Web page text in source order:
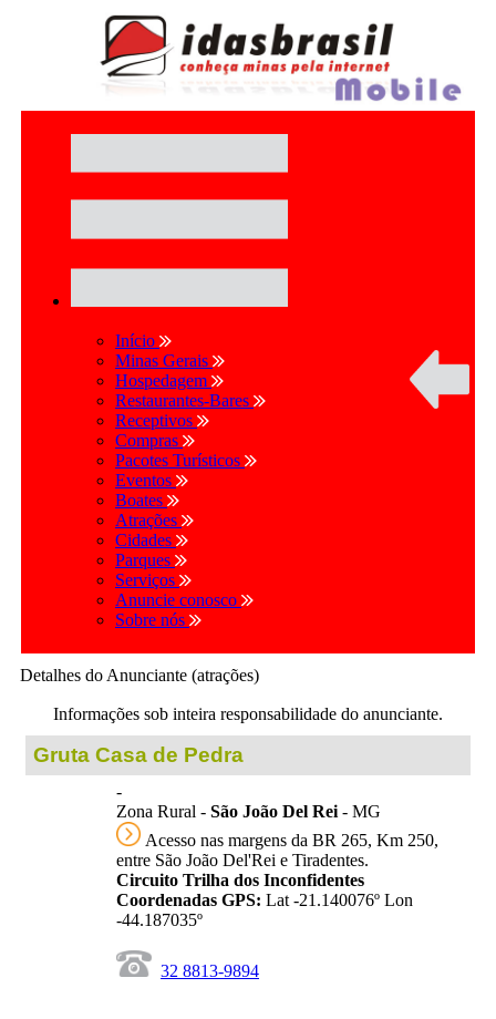
Início
Minas Gerais
Hospedagem
Restaurantes-Bares
Receptivos
Compras
Pacotes Turísticos
Eventos
Boates
Atrações
Cidades
Parques
Serviços
Anuncie conosco
Sobre nós
Detalhes do Anunciante (atrações)
Informações sob inteira responsabilidade do anunciante.
Gruta Casa de Pedra
-
Zona Rural - São João Del Rei - MG
Acesso nas margens da BR 265, Km 250,
entre São João Del'Rei e Tiradentes.
Circuito Trilha dos Inconfidentes
Coordenadas GPS: Lat -21.140076º Lon
-44.187035º
32 8813-9894